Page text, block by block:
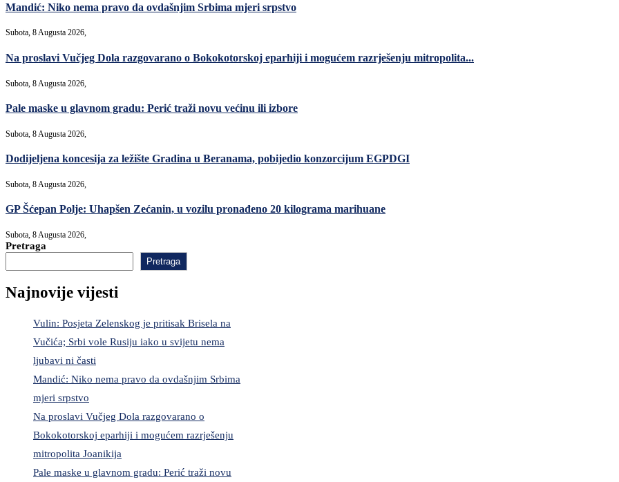
Mandić: Niko nema pravo da ovdašnjim Srbima mjeri srpstvo
Subota, 8 Augusta 2026,
Na proslavi Vučjeg Dola razgovarano o Bokokotorskoj eparhiji i mogućem razrješenju mitropolita...
Subota, 8 Augusta 2026,
Pale maske u glavnom gradu: Perić traži novu većinu ili izbore
Subota, 8 Augusta 2026,
Dodijeljena koncesija za ležište Gradina u Beranama, pobijedio konzorcijum EGPDGI
Subota, 8 Augusta 2026,
GP Šćepan Polje: Uhapšen Zećanin, u vozilu pronađeno 20 kilograma marihuane
Subota, 8 Augusta 2026,
Pretraga
Pretraga
Najnovije vijesti
Vulin: Posjeta Zelenskog je pritisak Brisela na
Vučića; Srbi vole Rusiju iako u svijetu nema
ljubavi ni časti
Mandić: Niko nema pravo da ovdašnjim Srbima
mjeri srpstvo
Na proslavi Vučjeg Dola razgovarano o
Bokokotorskoj eparhiji i mogućem razrješenju
mitropolita Joanikija
Pale maske u glavnom gradu: Perić traži novu